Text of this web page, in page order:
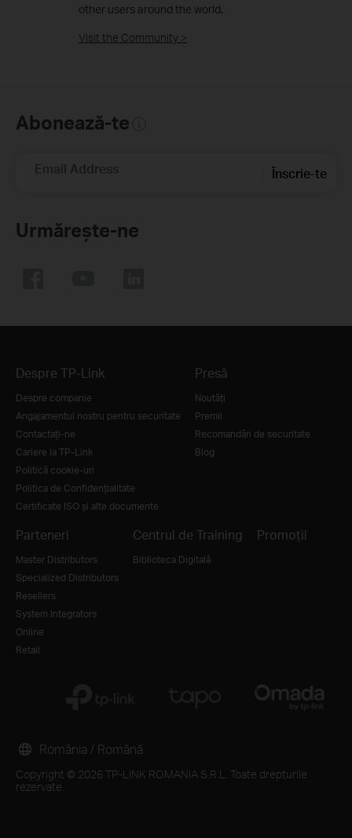
other users around the world.
Visit the Community >
Abonează-te
Email Address Înscrie-te
Urmărește-ne
Despre TP-Link
Despre companie
Angajamentul nostru pentru securitate
Contactați-ne
Cariere la TP-Link
Politică cookie-uri
Politica de Confidențialitate
Certificate ISO și alte documente
Presă
Noutăţi
Premii
Recomandări de securitate
Blog
Parteneri
Master Distributors
Specialized Distributors
Resellers
System Integrators
Online
Retail
Centrul de Training
Biblioteca Digitală
Promoții
Copyright © 2026 TP-LINK ROMANIA S.R.L. Toate drepturile
rezervate.
România / Română